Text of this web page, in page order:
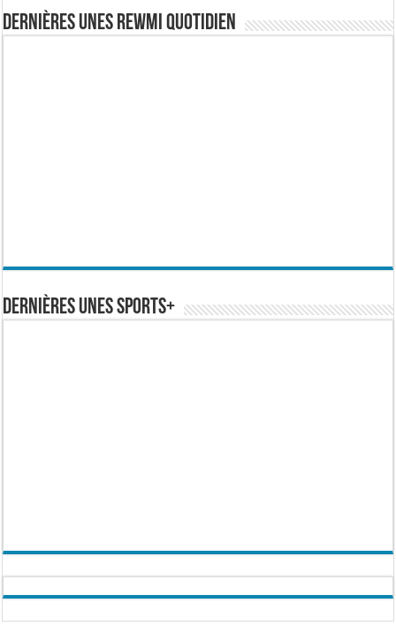
Dernières Unes Rewmi Quotidien
Dernières Unes Sports+